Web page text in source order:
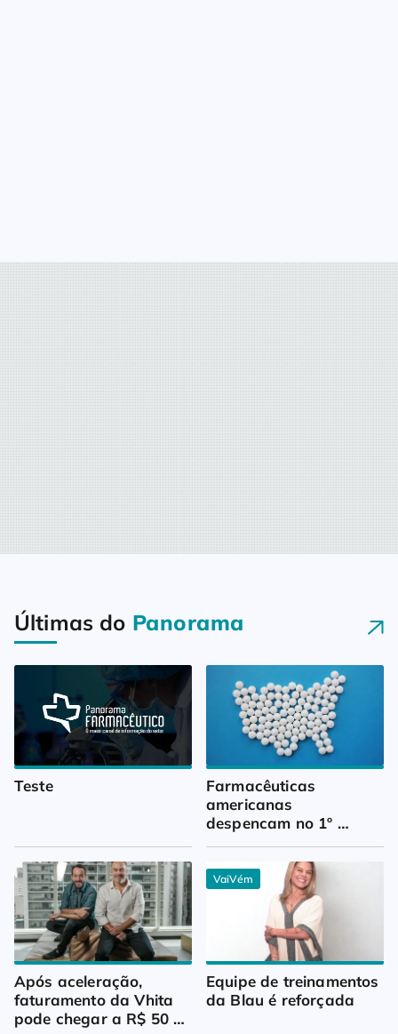
Últimas do Panorama
Teste
Farmacêuticas
americanas
despencam no 1º
Após aceleração,
faturamento da Vhita
pode chegar a R$ 50
VaiVém
Equipe de treinamentos
da Blau é reforçada